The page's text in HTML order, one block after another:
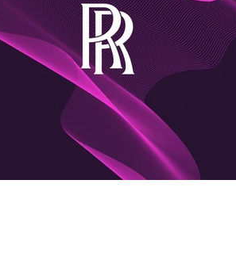
GM General Motors Reanault